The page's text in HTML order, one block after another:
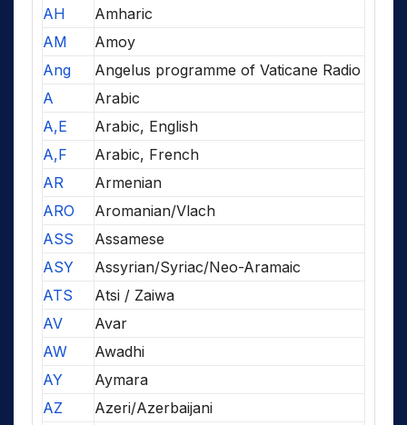
AH
Amharic
AM
Amoy
Ang
Angelus programme of Vaticane Radio
A
Arabic
A,E
Arabic, English
A,F
Arabic, French
AR
Armenian
ARO
Aromanian/Vlach
ASS
Assamese
ASY
Assyrian/Syriac/Neo-Aramaic
ATS
Atsi / Zaiwa
AV
Avar
AW
Awadhi
AY
Aymara
AZ
Azeri/Azerbaijani